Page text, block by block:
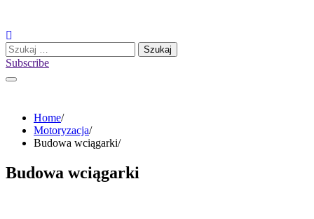
content
Szukaj:
Subscribe
Home
Motoryzacja
Budowa wciągarki
Budowa wciągarki